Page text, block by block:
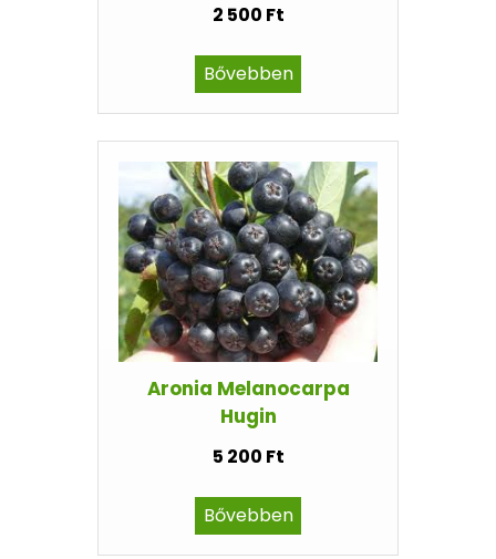
2 500 Ft
Bővebben
Aronia Melanocarpa
Hugin
5 200 Ft
Bővebben